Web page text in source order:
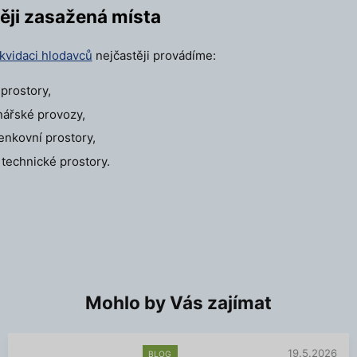
zasažená místa
hlodavců nejčastěji provádíme:
provozy,
prostory,
prostory.
Mohlo by Vás zajímat
BLOG 19.5.2026